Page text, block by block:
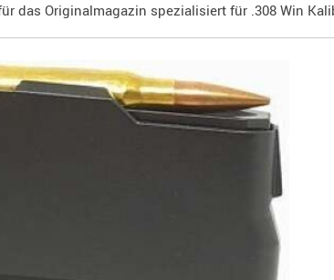
das Originalmagazin spezialisiert für .308 Win